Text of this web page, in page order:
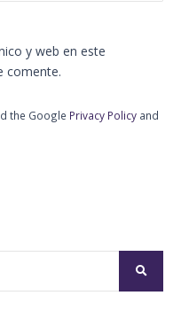
y web en este
comente.
the Google Privacy Policy and